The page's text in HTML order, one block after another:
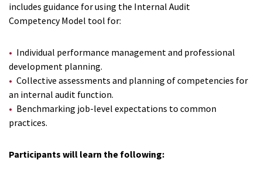
includes guidance for using the Internal Audit
Competency Model tool for:
Individual performance management and professional
development planning.
Collective assessments and planning of competencies for
an internal audit function.
Benchmarking job-level expectations to common
practices.
Participants will learn the following: